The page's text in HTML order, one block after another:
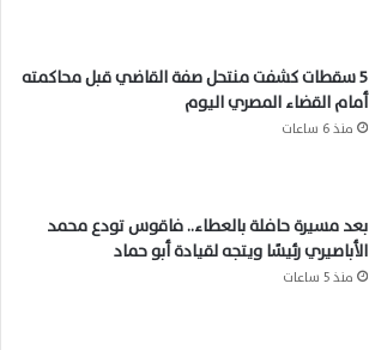
5 سقطات كشفت منتحل صفة القاضي قبل محاكمته
أمام القضاء المصري اليوم
منذ 6 ساعات
بعد مسيرة حافلة بالعطاء.. فاقوس تودع محمد
الأباصيري رئيسًا ويتجه لقيادة أبو حماد
منذ 5 ساعات